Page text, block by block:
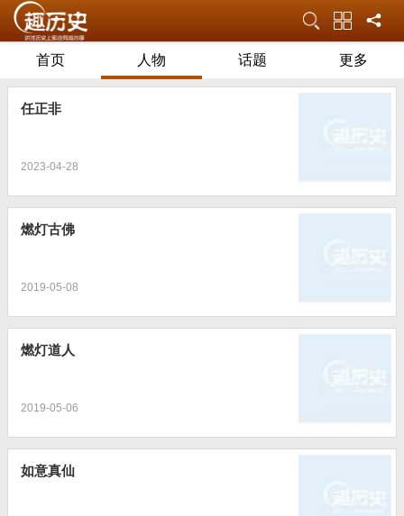
首页 人物 话题 更多
任正非
2023-04-28
燃灯古佛
2019-05-08
燃灯道人
2019-05-06
如意真仙